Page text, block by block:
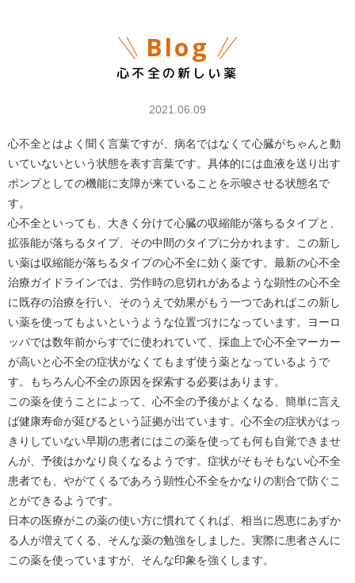
Blog
心不全の新しい薬
2021.06.09
心不全とはよく聞く言葉ですが、病名ではなくて心臓がちゃんと動
いていないという状態を表す言葉です。具体的には血液を送り出す
ポンプとしての機能に支障が来ていることを示唆させる状態名で
す。
心不全といっても、大きく分けて心臓の収縮能が落ちるタイプと、
拡張能が落ちるタイプ、その中間のタイプに分かれます。この新し
い薬は収縮能が落ちるタイプの心不全に効く薬です。最新の心不全
治療ガイドラインでは、労作時の息切れがあるような顕性の心不全
に既存の治療を行い、そのうえで効果がもう一つであればこの新し
い薬を使ってもよいというような位置づけになっています。ヨーロ
ッパでは数年前からすでに使われていて、採血上で心不全マーカー
が高いと心不全の症状がなくてもまず使う薬となっているようで
す。もちろん心不全の原因を探索する必要はあります。
この薬を使うことによって、心不全の予後がよくなる、簡単に言え
ば健康寿命が延びるという証拠が出ています。心不全の症状がはっ
きりしていない早期の患者にはこの薬を使っても何も自覚できませ
んが、予後はかなり良くなるようです。症状がそもそもない心不全
患者でも、やがてくるであろう顕性心不全をかなりの割合で防ぐこ
とができるようです。
日本の医療がこの薬の使い方に慣れてくれば、相当に恩恵にあずか
る人が増えてくる、そんな薬の勉強をしました。実際に患者さんに
この薬を使っていますが、そんな印象を強くします。